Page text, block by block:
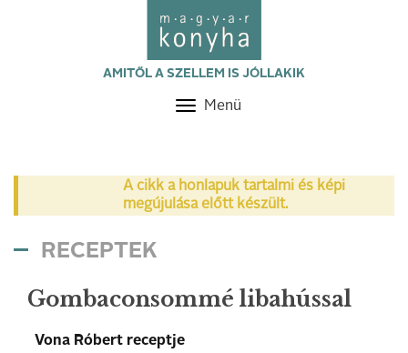
AMITŐL A SZELLEM IS JÓLLAKIK
Toggle
Menü
A cikk a honlapuk tartalmi és képi
megújulása előtt készült.
RECEPTEK
Gombaconsommé libahússal
Vona Róbert receptje